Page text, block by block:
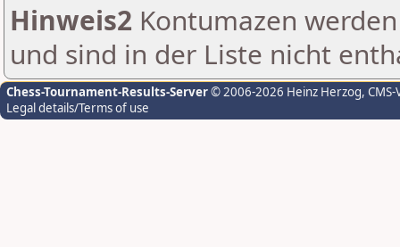
Hinweis2 Kontumazen
und sind in der Liste nicht
Chess-Tournament-Results-Server© 2006-2026 Heinz Herzog,
Legal details/Terms of use